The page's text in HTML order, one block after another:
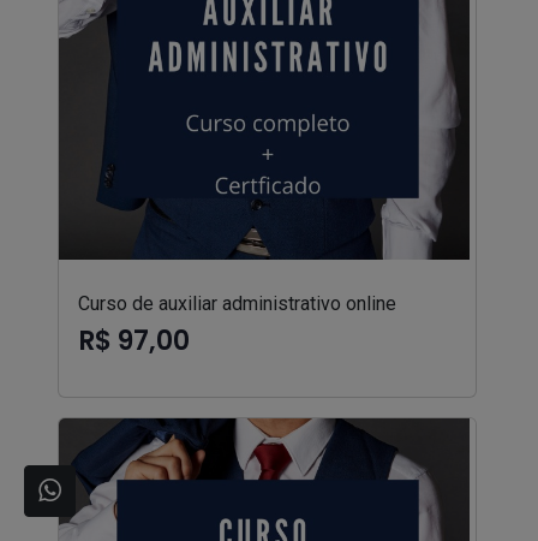
Curso de auxiliar administrativo online
R$ 97,00